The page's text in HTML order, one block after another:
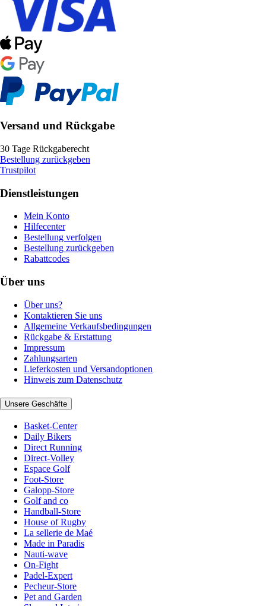
Versand und Rückgabe
30 Tage Rückgaberecht
Bestellung zurückgeben
Trustpilot
Dienstleistungen
Mein Konto
Hilfecenter
Bestellung verfolgen
Bestellung zurückgeben
Rabattcodes
Über uns
Über uns?
Kontaktieren Sie uns
Allgemeine Verkaufsbedingungen
Rückgabe & Erstattung
Impressum
Zahlungsarten
Lieferkosten und Versandoptionen
Hinweis zum Datenschutz
Unsere Geschäfte
Basket-Center
Daily Bikers
Direct Running
Direct-Volley
Espace Golf
Foot-Store
Galopp-Store
Golf and co
Handball-Store
House of Rugby
La sellerie de Maé
Made in Paradis
Nauti-wave
On-Fight
Padel-Expert
Pecheur-Store
Pet and Garden